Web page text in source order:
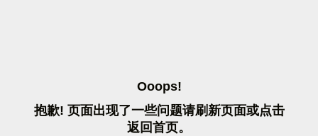
OOOPS!
抱歉! 页面出现了一些问题请刷 新页面或点击
返 回首页。